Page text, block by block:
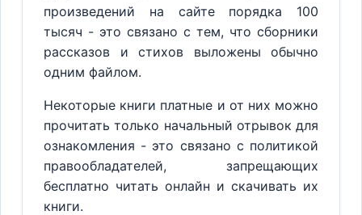
произведений на сайте порядка 100
тысяч - это связано с тем, что сборники
рассказов и стихов выложены обычно
одним файлом.
Некоторые книги платные и от них можно
прочитать только начальный отрывок для
ознакомления - это связано с политикой
правообладателей, запрещающих
бесплатно читать онлайн и скачивать их
книги.